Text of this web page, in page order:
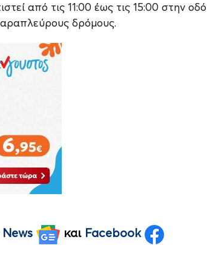
από τις 11:00 έως τις 15:00 στην οδό
δρόμους.
News και Facebook